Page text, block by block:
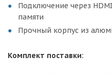
Подключение через
памяти
Прочный корпус из
Комплект поставки: